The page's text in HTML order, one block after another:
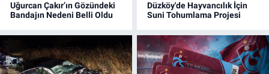
Uğurcan Çakır’ın Gözündeki
Bandajın Nedeni Belli Oldu
Düzköy'de Hayvancılık İçin
Suni Tohumlama Projesi